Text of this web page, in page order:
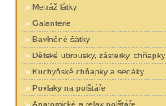
Metráž látky
Galanterie
Bavlněné šátky
Dětské ubrousky, zásterky, chňapky
Kuchyňské chňapky a sedáky
Povlaky na polštáře
Anatomické a relax polštáře